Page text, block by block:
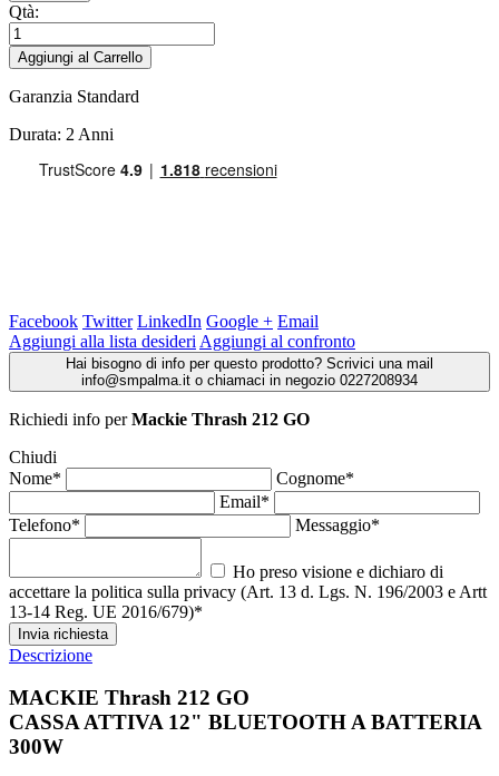
Qtà:
Aggiungi al Carrello
Garanzia Standard
Durata: 2 Anni
Facebook Twitter LinkedIn Google + Email
Aggiungi alla lista desideri Aggiungi al confronto
Hai bisogno di info per questo prodotto? Scrivici una mail
info@smpalma.it o chiamaci in negozio 0227208934
Richiedi info perMackie Thrash 212 GO
Chiudi
Nome*
Cognome*
Email*
Telefono*
Messaggio*
Ho preso visione e dichiaro di
accettare la politica sulla privacy (Art. 13 d. Lgs. N. 196/2003 e Artt
13-14 Reg. UE 2016/679)*
Invia richiesta
Descrizione
MACKIE Thrash 212 GO
CASSA ATTIVA 12" BLUETOOTH A BATTERIA
300W